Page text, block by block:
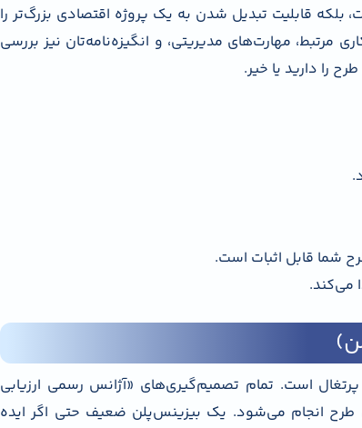
قابلیت تبدیل شدن به یک پروژه اقتصادی بزرگ‌تر را
مرتبط، مهارت‌های مدیریتی، و انگیزه‌نامه‌تان نیز بررسی
را دارید یا خیر.
شما قابل اثبات است.
می‌کند.
است. تمام تصمیم‌گیری‌های «آژانس رسمی ارزیابی
انجام می‌شود. یک بیزینس‌پلن ضعیف حتی اگر ایده